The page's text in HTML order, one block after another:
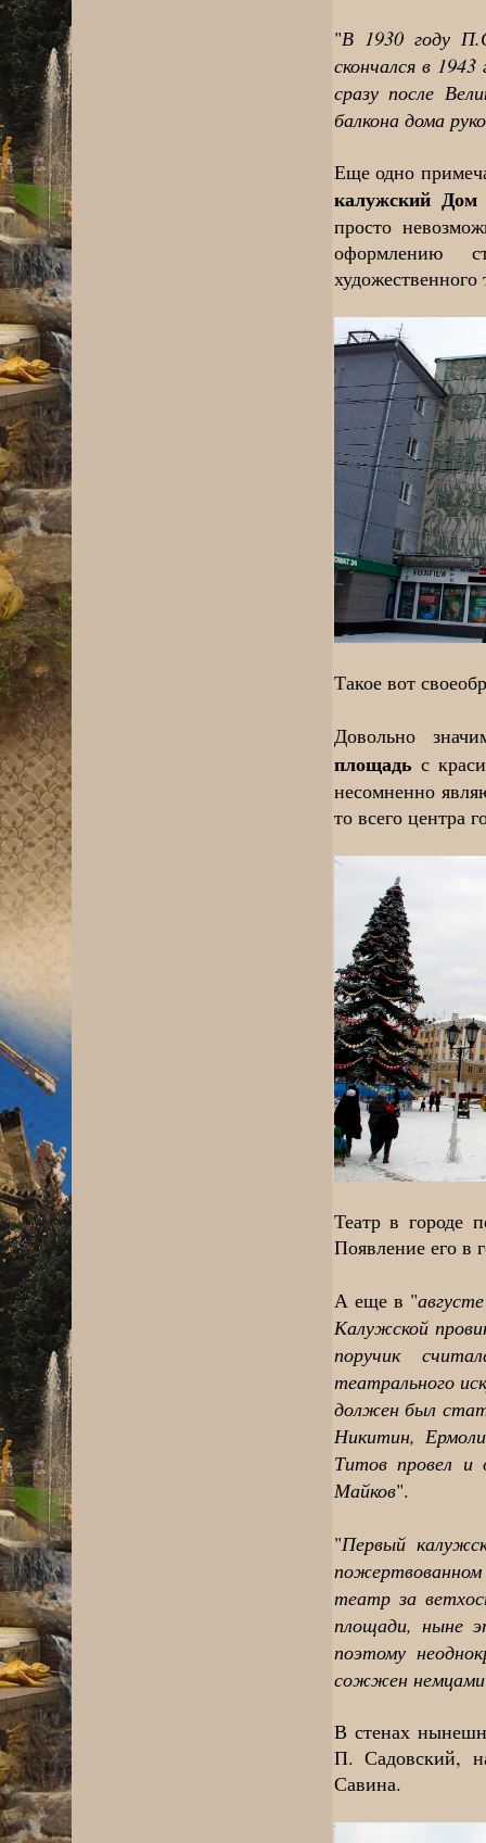
"В 1930 году
скончался в
сразу после
балкона дома
Еще одно
калужский Дом
просто
оформлению
художественного
Такое вот
Довольно
площадь с
несомненно
то всего центра
Театр в городе
Появление его в
А еще в "
Калужской
поручик
театрального
должен был
Никитин,
Титов провел и
Майков".
"Первый
театр за
площади, ныне
поэтому
сожжен немцами
В стенах
П. Садовский,
Савина.